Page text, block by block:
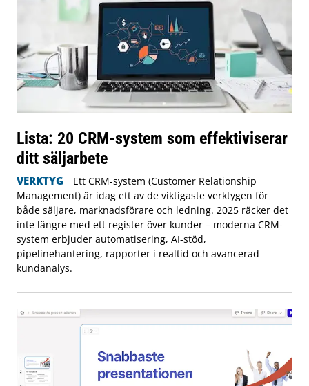
Lista: 20 CRM-system som effektiviserar
ditt säljarbete
VERKTYG
Ett CRM-system (Customer Relationship
Management) är idag ett av de viktigaste verktygen för
både säljare, marknadsförare och ledning. 2025 räcker det
inte längre med ett register över kunder – moderna CRM-
system erbjuder automatisering, AI-stöd,
pipelinehantering, rapporter i realtid och avancerad
kundanalys.